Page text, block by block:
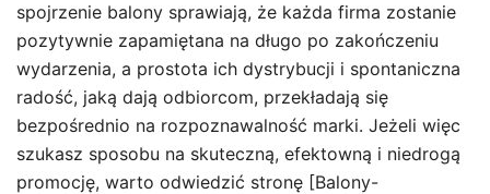
spojrzenie balony sprawiają, że każda firma zostanie
pozytywnie zapamiętana na długo po zakończeniu
wydarzenia, a prostota ich dystrybucji i spontaniczna
radość, jaką dają odbiorcom, przekładają się
bezpośrednio na rozpoznawalność marki. Jeżeli więc
szukasz sposobu na skuteczną, efektowną i niedrogą
promocję, warto odwiedzić stronę [Balony-